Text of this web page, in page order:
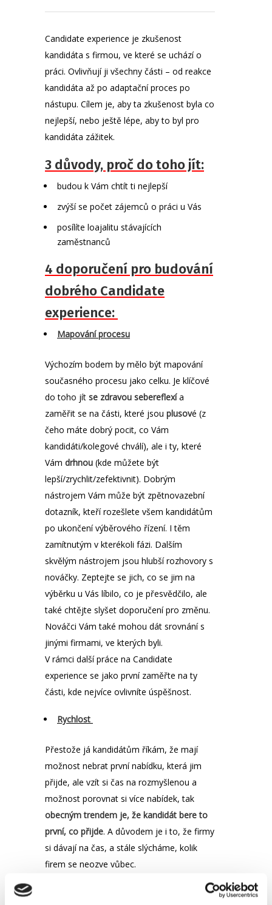
Candidate experience je zkušenost
kandidáta s firmou, ve které se uchází o
práci. Ovlivňují ji všechny části – od reakce
kandidáta až po adaptační proces po
nástupu. Cílem je, aby ta zkušenost byla co
nejlepší, nebo ještě lépe, aby to byl pro
kandidáta zážitek.
3 důvody, proč do toho jít:
budou k Vám chtít ti nejlepší
zvýší se počet zájemců o práci u Vás
posílíte loajalitu stávajících
zaměstnanců
4 doporučení pro budování
dobrého Candidate
experience:
Mapování procesu
Výchozím bodem by mělo být mapování
současného procesu jako celku. Je klíčové
do toho jít se zdravou sebereflexía
zaměřit se na části, které jsou plusové (z
čeho máte dobrý pocit, co Vám
kandidáti/kolegové chválí), ale i ty, které
Vám drhnou (kde můžete být
lepší/zrychlit/zefektivnit). Dobrým
nástrojem Vám může být zpětnovazební
dotazník, kteří rozešlete všem kandidátům
po ukončení výběrového řízení. I těm
zamítnutým v kterékoli fázi. Dalším
skvělým nástrojem jsou hlubší rozhovory s
nováčky. Zeptejte se jich, co se jim na
výběrku u Vás líbilo, co je přesvědčilo, ale
také chtějte slyšet doporučení pro změnu.
Nováčci Vám také mohou dát srovnání s
jinými firmami, ve kterých byli.
V rámci další práce na Candidate
experience se jako první zaměřte na ty
části, kde nejvíce ovlivníte úspěšnost.
Rychlost
Přestože já kandidátům říkám, že mají
možnost nebrat první nabídku, která jim
přijde, ale vzít si čas na rozmyšlenou a
možnost porovnat si více nabídek, tak
obecným trendem je, že kandidát bere to
první, co přijde. A důvodem je i to, že firmy
si dávají na čas, a stále slýcháme, kolik
firem se neozve vůbec.
Proto Vaši obrovskou výhodou může být